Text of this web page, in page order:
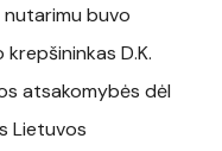
nutarimu buvo
D.K.
atsakomybės dėl
Lietuvos